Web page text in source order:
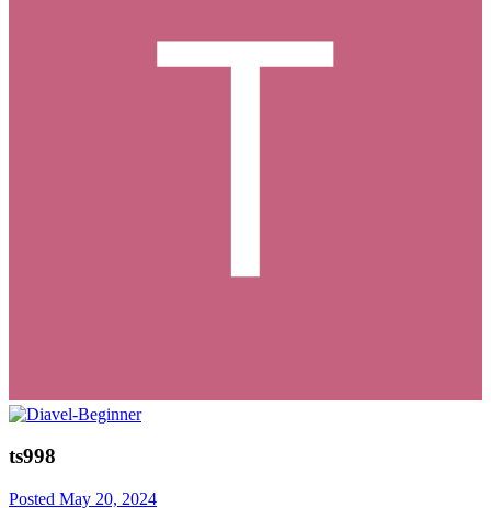
ts998
Posted May 20, 2024